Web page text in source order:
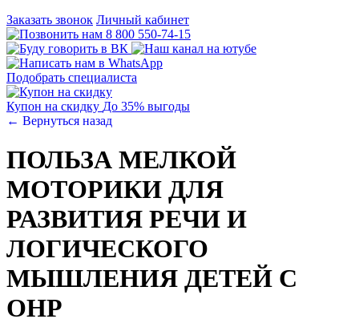
Заказать звонок Личный кабинет
8 800 550-74-15
Подобрать специалиста
Купон на скидку До 35% выгоды
← Вернуться назад
ПОЛЬЗА МЕЛКОЙ
МОТОРИКИ ДЛЯ
РАЗВИТИЯ РЕЧИ И
ЛОГИЧЕСКОГО
МЫШЛЕНИЯ ДЕТЕЙ С
ОНР